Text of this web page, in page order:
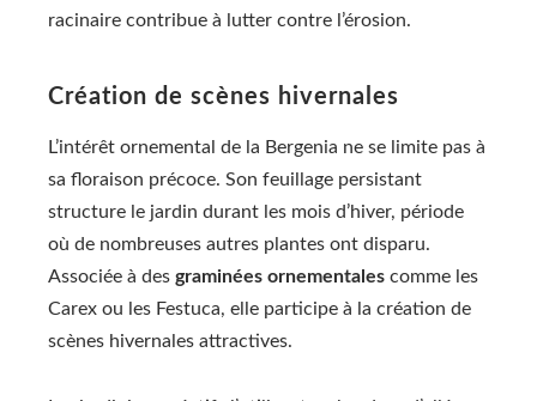
racinaire contribue à lutter contre l’érosion.
Création de scènes hivernales
L’intérêt ornemental de la Bergenia ne se limite pas à
sa floraison précoce. Son feuillage persistant
structure le jardin durant les mois d’hiver, période
où de nombreuses autres plantes ont disparu.
Associée à des graminées ornementales comme les
Carex ou les Festuca, elle participe à la création de
scènes hivernales attractives.